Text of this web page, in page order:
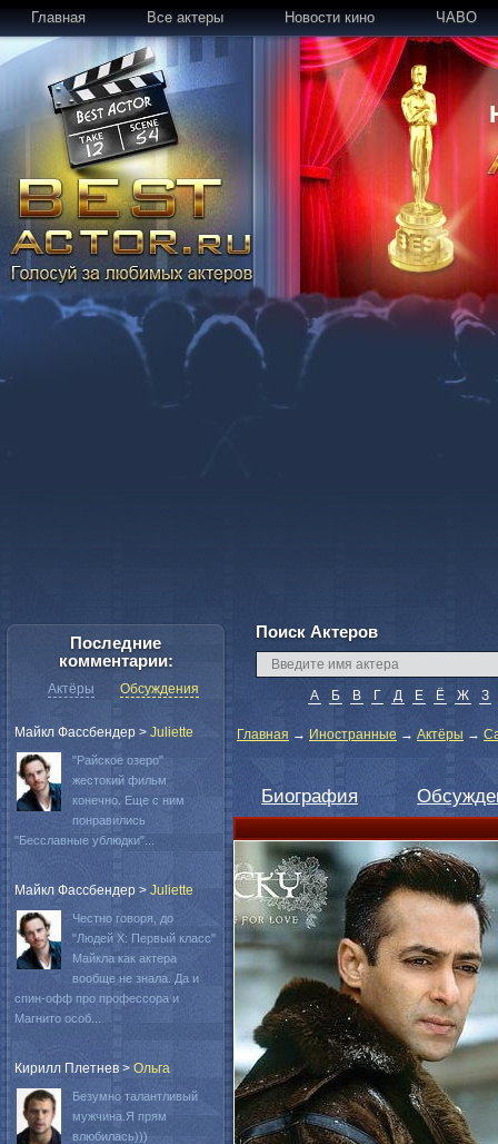
Главная Все актеры Новости кино ЧАВО
Поиск Актеров
А Б В Г Д Е Ё Ж З
Главная → Иностранные → Актёры →
Биография
Последние
комментарии:
Актёры Обсуждения
Майкл Фассбендер > Juliette
"Райское озеро"
жестокий фильм
конечно. Еще с ним
понравились
"Бесславные ублюдки"...
Майкл Фассбендер > Juliette
Честно говоря, до
"Людей Х: Первый класс"
Майкла как актера
вообще не знала. Да и
спин-офф про профессора и
Магнито особ...
Кирилл Плетнев > Oльга
Безумно талантливый
мужчина.Я прям
влюбилась)))